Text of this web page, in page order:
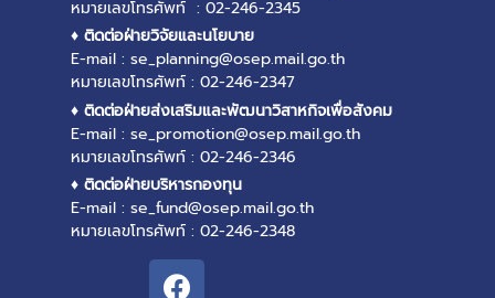
หมายเลขโทรศัพท์ : 02-246-2345
♦ ติดต่อฝ่ายวิจัยและนโยบาย
E-mail : se_planning@osep.mail.go.th
หมายเลขโทรศัพท์ : 02-246-2347
♦ ติดต่อฝ่ายส่งเสริมและพัฒนาวิสาหกิจเพื่อสังคม
E-mail : se_promotion@osep.mail.go.th
หมายเลขโทรศัพท์ : 02-246-2346
♦ ติดต่อฝ่ายบริหารกองทุน
E-mail : se_fund@osep.mail.go.th
หมายเลขโทรศัพท์ : 02-246-2348